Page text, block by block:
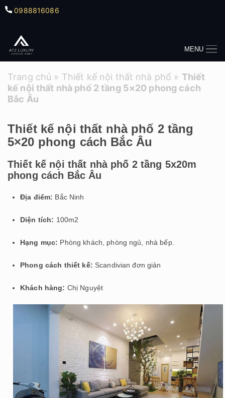
0988816086
MENU
Trang chủ » Thiết kế nội thất nhà phố » Thiết
kế nội thất nhà phố 2 tầng 5×20 phong cách
Bắc Âu
Thiết kế nội thất nhà phố 2 tầng
5×20 phong cách Bắc Âu
Thiết kế nội thất nhà phố 2 tầng 5x20m
phong cách Bắc Âu
Địa điểm: Bắc Ninh
Diện tích: 100m2
Hạng mục: Phòng khách, phòng ngủ, nhà bếp.
Phong cách thiết kế: Scandivian đơn giản
Khách hàng: Chị Nguyệt